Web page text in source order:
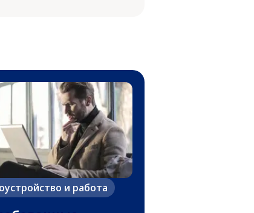
и работа